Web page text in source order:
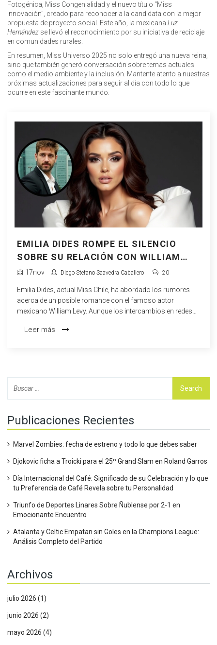
Fotogénica, Miss Congenialidad y el nuevo título "Miss
Innovación", creado para reconocer a la candidata con la mejor
propuesta de proyecto social. Este año, la mexicana Luz
Hernández se llevó el reconocimiento por su iniciativa de reciclaje
en comunidades rurales.
En resumen, Miss Universo 2025 no solo entregó una nueva reina,
sino que también generó conversación sobre temas actuales
como el medio ambiente y la inclusión. Mantente atento a nuestras
próximas actualizaciones para seguir al día con todo lo que
ocurre en este fascinante mundo.
EMILIA DIDES ROMPE EL SILENCIO
SOBRE SU RELACIÓN CON WILLIAM
LEVY
17nov Diego Stefano Saavedra Caballero 20
Emilia Dides, actual Miss Chile, ha abordado los rumores
acerca de un posible romance con el famoso actor
mexicano William Levy. Aunque los intercambios en redes
Dides ha dejado claro que su prioridad es el certamen de
Leer más
Publicaciones Recientes
Marvel Zombies: fecha de estreno y todo lo que debes saber
Djokovic ficha a Troicki para el 25º Grand Slam en Roland Garros
Día Internacional del Café: Significado de su Celebración y lo que
tu Preferencia de Café Revela sobre tu Personalidad
Triunfo de Deportes Linares Sobre Ñublense por 2-1 en
Emocionante Encuentro
Atalanta y Celtic Empatan sin Goles en la Champions League:
Análisis Completo del Partido
Archivos
julio 2026 (1)
junio 2026 (2)
mayo 2026 (4)